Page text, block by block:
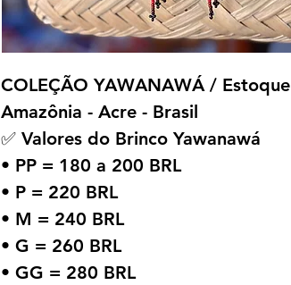
COLEÇÃO YAWANAWÁ / Estoque
Amazônia - Acre - Brasil
✅ Valores do Brinco Yawanawá
• PP = 180 a 200 BRL
• P = 220 BRL
• M = 240 BRL
• G = 260 BRL
• GG = 280 BRL